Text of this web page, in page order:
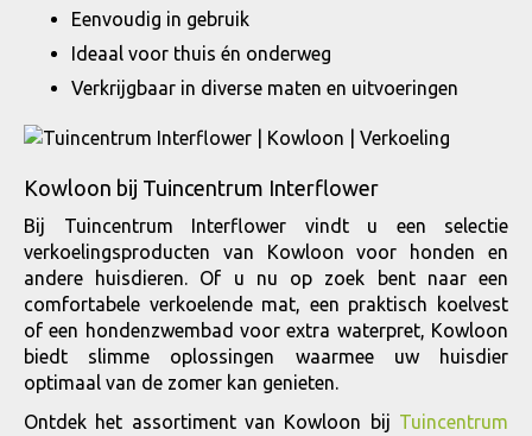
Eenvoudig in gebruik
Ideaal voor thuis én onderweg
Verkrijgbaar in diverse maten en uitvoeringen
Kowloon bij Tuincentrum Interflower
Bij Tuincentrum Interflower vindt u een selectie
verkoelingsproducten van Kowloon voor honden en
andere huisdieren. Of u nu op zoek bent naar een
comfortabele verkoelende mat, een praktisch koelvest
of een hondenzwembad voor extra waterpret, Kowloon
biedt slimme oplossingen waarmee uw huisdier
optimaal van de zomer kan genieten.
Ontdek het assortiment van Kowloon bij Tuincentrum